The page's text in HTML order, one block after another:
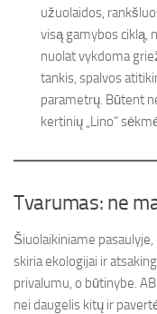
užuolaidos,
visą gamybos ciklą,
nuolat vykdoma
tankis, spalvos
parametrų. Būtent
kertinių „Lino“
Tvarumas: ne
Šiuolaikiniame
skiria ekologijai ir
privalumu, o būtinybe.
nei daugelis kitų ir